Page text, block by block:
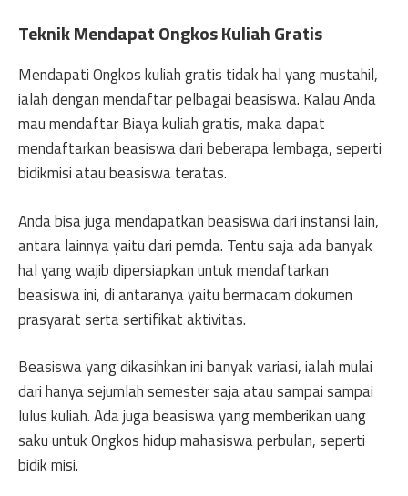
Teknik Mendapat Ongkos Kuliah Gratis
Mendapati Ongkos kuliah gratis tidak hal yang mustahil,
ialah dengan mendaftar pelbagai beasiswa. Kalau Anda
mau mendaftar Biaya kuliah gratis, maka dapat
mendaftarkan beasiswa dari beberapa lembaga, seperti
bidikmisi atau beasiswa teratas.
Anda bisa juga mendapatkan beasiswa dari instansi lain,
antara lainnya yaitu dari pemda. Tentu saja ada banyak
hal yang wajib dipersiapkan untuk mendaftarkan
beasiswa ini, di antaranya yaitu bermacam dokumen
prasyarat serta sertifikat aktivitas.
Beasiswa yang dikasihkan ini banyak variasi, ialah mulai
dari hanya sejumlah semester saja atau sampai sampai
lulus kuliah. Ada juga beasiswa yang memberikan uang
saku untuk Ongkos hidup mahasiswa perbulan, seperti
bidik misi.